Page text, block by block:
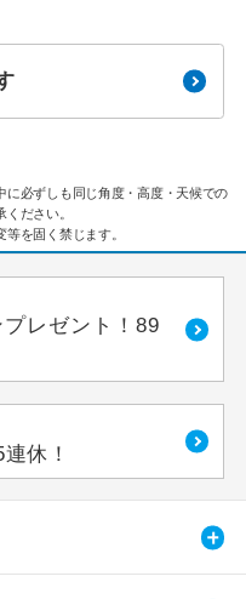
必ずしも同じ角度・高度・天候での
ださい。
を固く禁じます。
レゼント！89
休！